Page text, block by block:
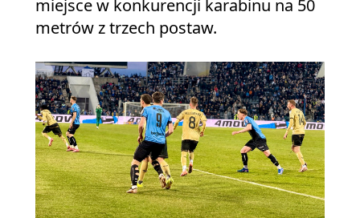
miejsce w konkurencji karabinu na 50
metrów z trzech postaw.